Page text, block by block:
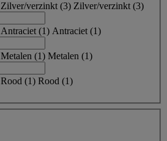
Zilver/verzinkt (3) Zilver/verzinkt (3)
Antraciet (1) Antraciet (1)
Metalen (1) Metalen (1)
Rood (1) Rood (1)